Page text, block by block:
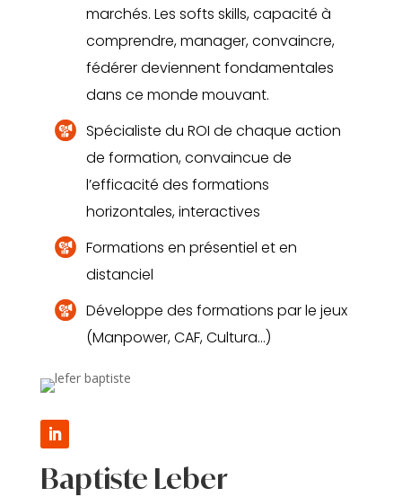
marchés. Les softs skills, capacité à
comprendre, manager, convaincre,
fédérer deviennent fondamentales
dans ce monde mouvant.
Spécialiste du ROI de chaque action
de formation, convaincue de
l’efficacité des formations
horizontales, interactives
Formations en présentiel et en
distanciel
Développe des formations par le jeux
(Manpower, CAF, Cultura…)
Baptiste Leber